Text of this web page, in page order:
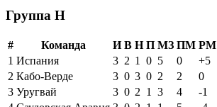
Группа H
# Команда И В Н П МЗ ПМ РМ
1 Испания 3 2 1 0 5 0 +5
2 Кабо-Верде 3 0 3 0 2 2 0
3 Уругвай 3 0 2 1 3 4 -1